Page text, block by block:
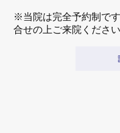
※当院は完全予約制で
合せの上ご来院ください